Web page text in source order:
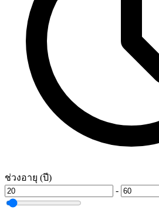
ช่วงอายุ (ปี)
-